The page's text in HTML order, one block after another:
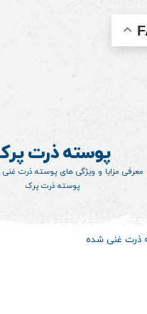
پوسته ذرت
معرفی مزایا و ویژگی های پوسته ذرت
پوسته ذرت پرک